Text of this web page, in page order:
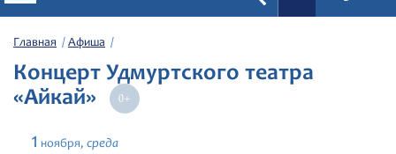
Филармония
Афиша
Фестивали
Главная Афиша
Концерт Удмуртского театра
«Айкай»
1 ноября, среда